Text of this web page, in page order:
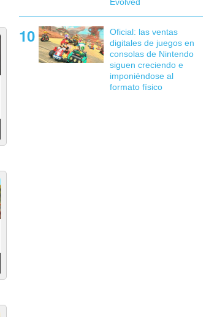
Oficial: las ventas
digitales de juegos en
consolas de Nintendo
siguen creciendo e
imponiéndose al
formato físico